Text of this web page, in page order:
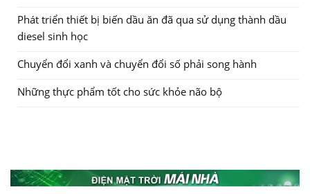
Phát triển thiết bị biến dầu ăn đã qua sử dụng thành dầu
diesel sinh học
Chuyển đổi xanh và chuyển đổi số phải song hành
Những thực phẩm tốt cho sức khỏe não bộ